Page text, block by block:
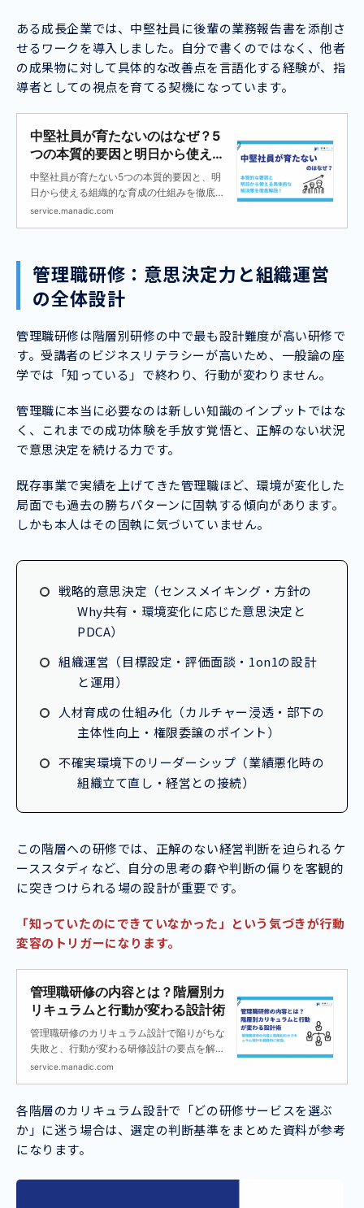
ある成長企業では、中堅社員に後輩の業務報告書を添削さ
せるワークを導入しました。自分で書くのではなく、他者
の成果物に対して具体的な改善点を言語化する経験が、指
導者としての視点を育てる契機になっています。
中堅社員が育たないのはなぜ？5
つの本質的要因と明日から使える
育成の仕組み化を徹底解説
中堅社員が育たない5つの本質的要因と、明
日から使える組織的な育成の仕組みを徹底解
説します。
service.manadic.com
管理職研修：意思決定力と組織運営
の全体設計
管理職研修は階層別研修の中で最も設計難度が高い研修で
す。受講者のビジネスリテラシーが高いため、一般論の座
学では「知っている」で終わり、行動が変わりません。
管理職に本当に必要なのは新しい知識のインプットではな
く、これまでの成功体験を手放す覚悟と、正解のない状況
で意思決定を続ける力です。
既存事業で実績を上げてきた管理職ほど、環境が変化した
局面でも過去の勝ちパターンに固執する傾向があります。
しかも本人はその固執に気づいていません。
戦略的意思決定（センスメイキング・方針の
Why共有・環境変化に応じた意思決定と
PDCA）
組織運営（目標設定・評価面談・1on1の設計
と運用）
人材育成の仕組み化（カルチャー浸透・部下の
主体性向上・権限委譲のポイント）
不確実環境下のリーダーシップ（業績悪化時の
組織立て直し・経営との接続）
この階層への研修では、正解のない経営判断を迫られるケ
ーススタディなど、自分の思考の癖や判断の偏りを客観的
に突きつけられる場の設計が重要です。
「知っていたのにできていなかった」という気づきが行動
変容のトリガーになります。
管理職研修の内容とは？階層別カ
リキュラムと行動が変わる設計術
管理職研修のカリキュラム設計で陥りがちな
失敗と、行動が変わる研修設計の要点を解説
します。
service.manadic.com
各階層のカリキュラム設計で「どの研修サービスを選ぶ
か」に迷う場合は、選定の判断基準をまとめた資料が参考
になります。